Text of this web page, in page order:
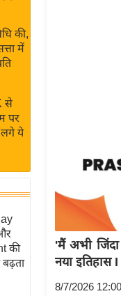
की,
में
से
पर
लगे ये
की
बढ़ता
'मैं अभी
नया
8/7/2026